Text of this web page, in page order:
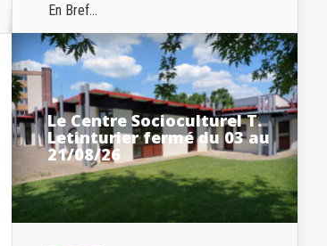
En Bref...
Le Centre Socioculturel T.
Letinturier fermé du 03 au
21/08/26